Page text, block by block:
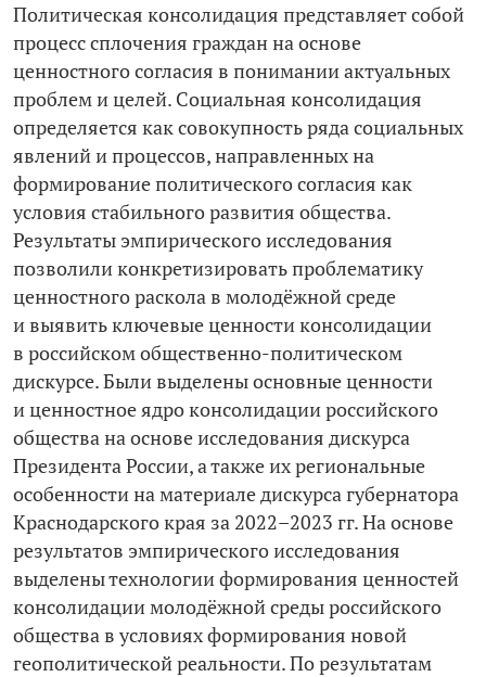
Политическая консолидация представляет собой
процесс сплочения граждан на основе
ценностного согласия в понимании актуальных
проблем и целей. Социальная консолидация
определяется как совокупность ряда социальных
явлений и процессов, направленных на
формирование политического согласия как
условия стабильного развития общества.
Результаты эмпирического исследования
позволили конкретизировать проблематику
ценностного раскола в молодёжной среде
и выявить ключевые ценности консолидации
в российском общественно-­политическом
дискурсе. Были выделены основные ценности
и ценностное ядро консолидации российского
общества на основе исследования дискурса
Президента России, а также их региональные
особенности на материале дискурса губернатора
Краснодарского края за 2022–2023 гг. На основе
результатов эмпирического исследования
выделены технологии формирования ценностей
консолидации молодёжной среды российского
общества в условиях формирования новой
геополитической реальности. По результатам